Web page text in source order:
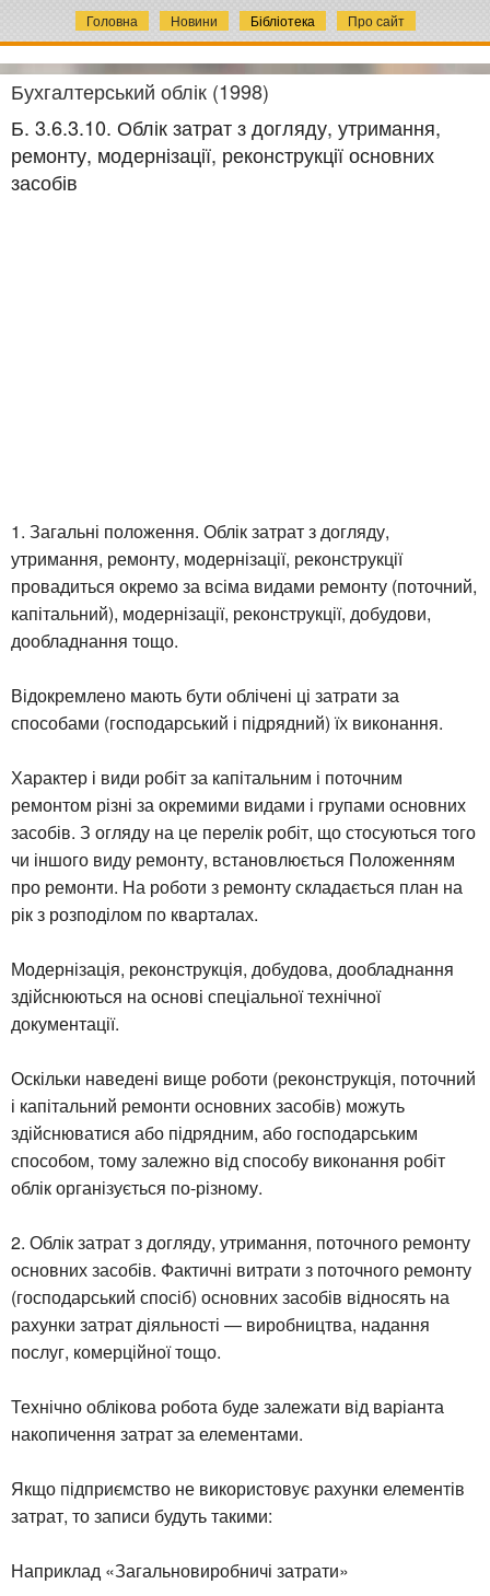
Головна Новини Бібліотека Про сайт
Бухгалтерський облік (1998)
Б. 3.6.3.10. Облік затрат з догляду, утримання,
ремонту, модернізації, реконструкції основних
засобів
1. Загальні положення. Облік затрат з догляду,
утримання, ремонту, модернізації, реконструкції
провадиться окремо за всіма видами ремонту (поточний,
капітальний), модернізації, реконструкції, добудови,
дообладнання тощо.
Відокремлено мають бути облічені ці затрати за
способами (господарський і підрядний) їх виконання.
Характер і види робіт за капітальним і поточним
ремонтом різні за окремими видами і групами основних
засобів. З огляду на це перелік робіт, що стосуються того
чи іншого виду ремонту, встановлюється Положенням
про ремонти. На роботи з ремонту складається план на
рік з розподілом по кварталах.
Модернізація, реконструкція, добудова, дообладнання
здійснюються на основі спеціальної технічної
документації.
Оскільки наведені вище роботи (реконструкція, поточний
і капітальний ремонти основних засобів) можуть
здійснюватися або підрядним, або господарським
способом, тому залежно від способу виконання робіт
облік організується по-різному.
2. Облік затрат з догляду, утримання, поточного ремонту
основних засобів. Фактичні витрати з поточного ремонту
(господарський спосіб) основних засобів відносять на
рахунки затрат діяльності — виробництва, надання
послуг, комерційної тощо.
Технічно облікова робота буде залежати від варіанта
накопичення затрат за елементами.
Якщо підприємство не використовує рахунки елементів
затрат, то записи будуть такими:
Наприклад «Загальновиробничі затрати»